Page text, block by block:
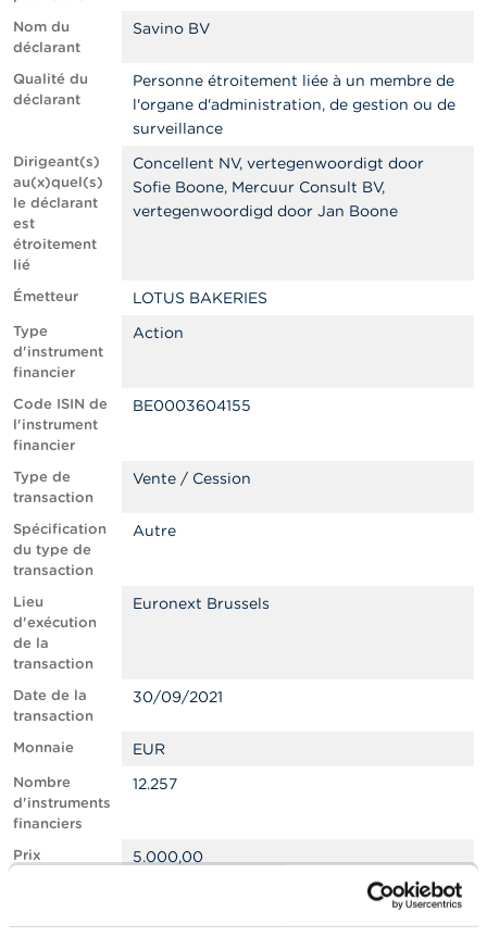
n
e
s
a
F
S
M
A
A
c
t
u
a
l
i
t
é
e
t
M
i
s
e
s
e
n
g
a
r
d
E
m
p
o
Nom du
déclarant
Savino BV
Qualité du
déclarant
Personne étroitement liée à un membre de
l'organe d'administration, de gestion ou de
surveillance
Dirigeant(s)
au(x)quel(s)
le déclarant
est
étroitement
lié
Concellent NV, vertegenwoordigt door
Sofie Boone, Mercuur Consult BV,
vertegenwoordigd door Jan Boone
Émetteur LOTUS BAKERIES
Type
d'instrument
financier
Action
Code ISIN de
l'instrument
financier
BE0003604155
Type de
transaction
Vente / Cession
Spécification
du type de
transaction
Autre
Lieu
d'exécution
de la
transaction
Euronext Brussels
Date de la
transaction
30/09/2021
Monnaie EUR
Nombre
d'instruments
financiers
12.257
Prix 5.000,00